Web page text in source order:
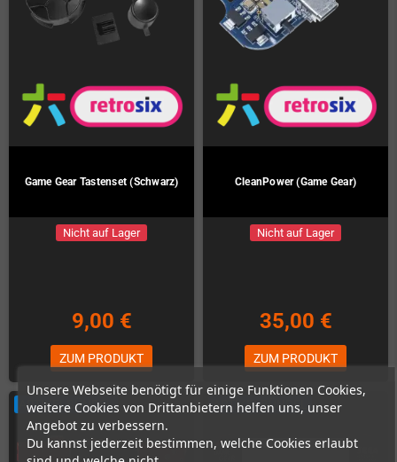
Unsere Webseite benötigt für einige Funktionen Cookies,
weitere Cookies von Drittanbietern helfen uns, unser
Angebot zu verbessern.
Du kannst jederzeit bestimmen, welche Cookies erlaubt
Game Gear Tastenset (Schwarz)
Nicht auf Lager
9,00 €
ZUM PRODUKT
CleanPower (Game Gear)
Nicht auf Lager
35,00 €
ZUM PRODUKT
ARTIKELBÜNDEL ARTIKELBÜNDEL